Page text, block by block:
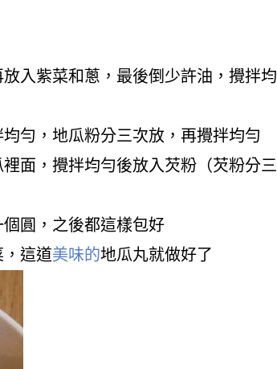
放入紫菜和蔥，最後倒少許油，攪拌均
勻，地瓜粉分三次放，再攪拌均勻
面，攪拌均勻後放入芡粉（芡粉分三
圓，之後都這樣包好
這道美味的地瓜丸就做好了